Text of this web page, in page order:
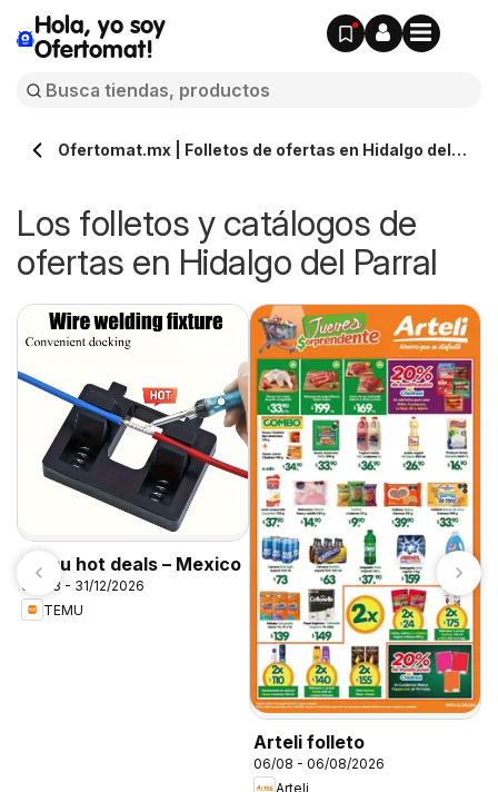
Hola, yo soy
Ofertomat!
Ofertomat.mx | Folletos de ofertas en Hidalgo del
Los folletos y catálogos de
ofertas en Hidalgo del Parral
Temu hot deals – Mexico
06/08 - 31/12/2026
TEMU
Arteli folleto
06/08 - 06/08/2026
Arteli